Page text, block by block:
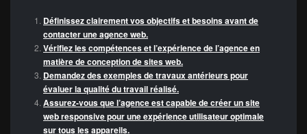
Définissez clairement vos objectifs et besoins avant de
contacter une agence web.
Vérifiez les compétences et l’expérience de l’agence en
matière de conception de sites web.
Demandez des exemples de travaux antérieurs pour
évaluer la qualité du travail réalisé.
Assurez-vous que l’agence est capable de créer un site
web responsive pour une expérience utilisateur optimale
sur tous les appareils.